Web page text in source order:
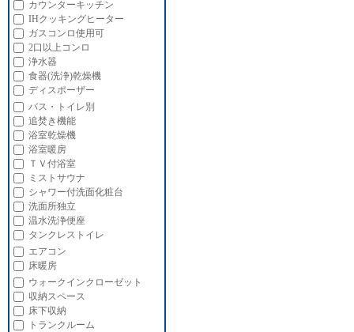
カウンターキッチン
IHクッキングヒーター
ガスコンロ使用可
2口以上コンロ
浄水器
食器(洗浄)乾燥機
ディスポーザー
バス・トイレ別
追焚き機能
浴室乾燥機
浴室暖房
ＴＶ付浴室
ミストサウナ
シャワー付洗面化粧台
洗面所独立
温水洗浄便座
タンクレストイレ
エアコン
床暖房
ウォークインクローゼット
収納スペース
床下収納
トランクルーム